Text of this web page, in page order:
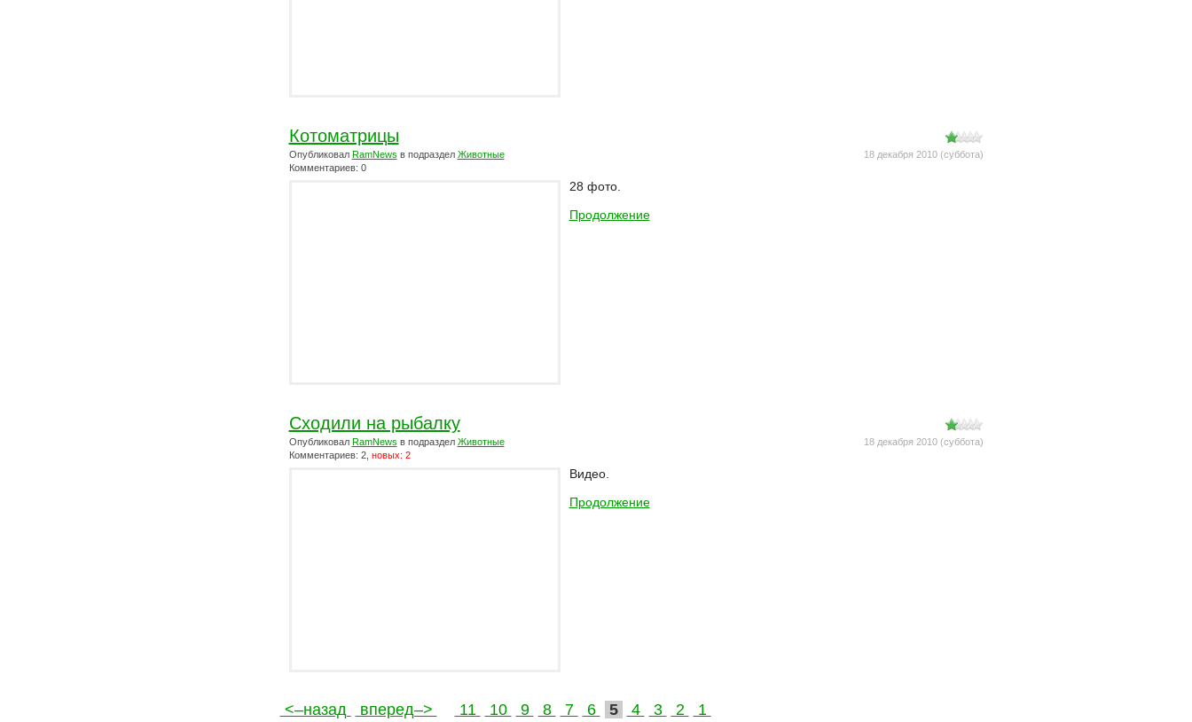
Котоматрицы
18 декабря 2010 (суббота)
Опубликовал RamNews в подраздел Животные
Комментариев: 0
28 фото.
Продолжение
Сходили на рыбалку
18 декабря 2010 (суббота)
Опубликовал RamNews в подраздел Животные
Комментариев: 2, новых: 2
Видео.
Продолжение
<–назад вперед–> 11 10 9 8 7 6 5 4 3 2 1